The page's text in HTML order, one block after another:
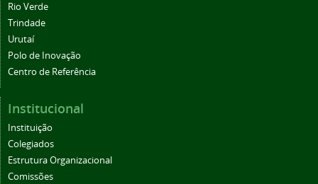
Rio Verde
Trindade
Urutaí
Polo de Inovação
Centro de Referência
Institucional
Instituição
Colegiados
Estrutura Organizacional
Comissões